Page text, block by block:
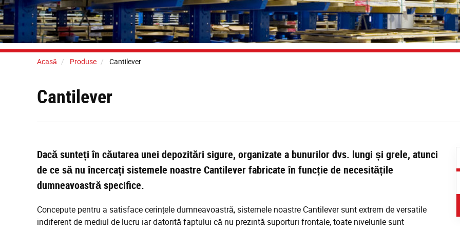
Acasă Produse Cantilever
Cantilever
Dacă sunteți în căutarea unei depozitări sigure, organizate a bunurilor dvs. lungi și grele, atunci
de ce să nu încercați sistemele noastre Cantilever fabricate în funcție de necesitățile
dumneavoastră specifice.
Concepute pentru a satisface cerințele dumneavoastră, sistemele noastre Cantilever sunt extrem de versatile
indiferent de mediul de lucru iar datorită faptului că nu prezintă suporturi frontale, toate nivelurile sunt